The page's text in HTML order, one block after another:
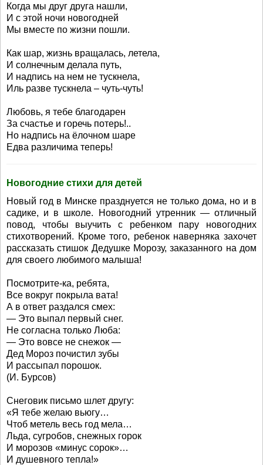
Когда мы друг друга нашли,
И с этой ночи новогодней
Мы вместе по жизни пошли.
Как шар, жизнь вращалась, летела,
И солнечным делала путь,
И надпись на нем не тускнела,
Иль разве тускнела – чуть-чуть!
Любовь, я тебе благодарен
За счастье и горечь потерь!..
Но надпись на ёлочном шаре
Едва различима теперь!
Новогодние стихи для детей
Новый год в Минске празднуется не только дома, но и в
садике, и в школе. Новогодний утренник — отличный
повод, чтобы выучить с ребенком пару новогодних
стихотворений. Кроме того, ребенок наверняка захочет
рассказать стишок Дедушке Морозу, заказанного на дом
для своего любимого малыша!
Посмотрите-ка, ребята,
Все вокруг покрыла вата!
А в ответ раздался смех:
— Это выпал первый снег.
Не согласна только Люба:
— Это вовсе не снежок —
Дед Мороз почистил зубы
И рассыпал порошок.
(И. Бурсов)
Снеговик письмо шлет другу:
«Я тебе желаю вьюгу…
Чтоб метель весь год мела…
Льда, сугробов, снежных горок
И морозов «минус сорок»…
И душевного тепла!»